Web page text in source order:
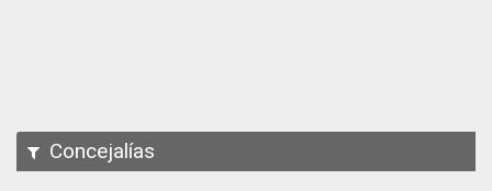
Concejalías